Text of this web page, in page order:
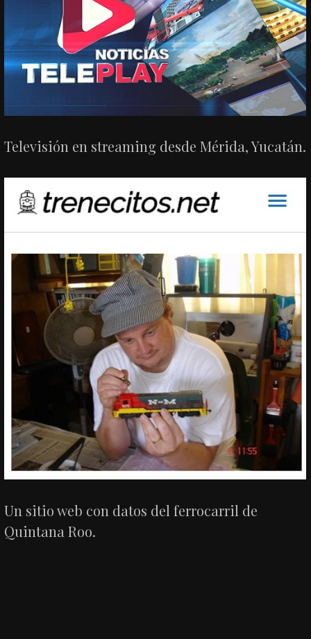
Televisión en streaming desde Mérida, Yucatán.
Un sitio web con datos del ferrocarril de
Quintana Roo.